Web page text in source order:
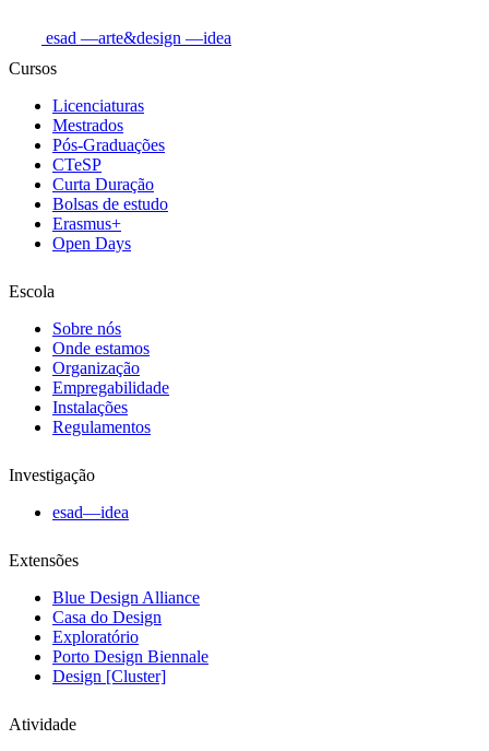
esad —arte&design —idea
Cursos
Licenciaturas
Mestrados
Pós-Graduações
CTeSP
Curta Duração
Bolsas de estudo
Erasmus+
Open Days
Escola
Sobre nós
Onde estamos
Organização
Empregabilidade
Instalações
Regulamentos
Investigação
esad—idea
Extensões
Blue Design Alliance
Casa do Design
Exploratório
Porto Design Biennale
Design [Cluster]
Atividade